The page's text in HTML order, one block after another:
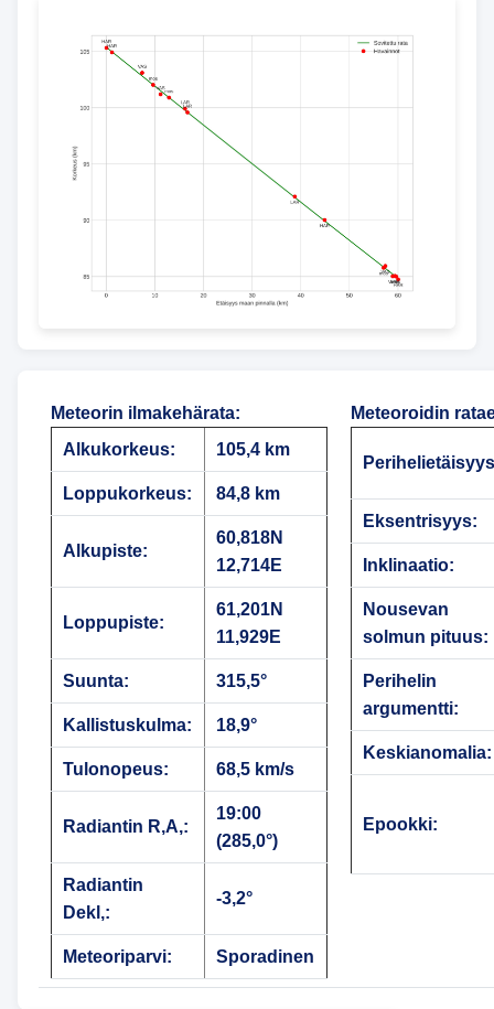
Meteorin ilmakehärata:
Alkukorkeus:
105,4 km
Loppukorkeus: 84,8 km
Alkupiste:
60,818N
12,714E
Loppupiste:
61,201N
11,929E
Suunta: 315,5°
Kallistuskulma: 18,9°
Tulonopeus: 68,5 km/s
Radiantin R,A,:
19:00
(285,0°)
Radiantin
Dekl,:
-3,2°
Meteoriparvi: Sporadinen
Meteoroidin
Eksentrisyys:
Inklinaatio:
Nousevan
solmun pituus:
Perihelin
argumentti:
Keskianomalia:
Epookki: